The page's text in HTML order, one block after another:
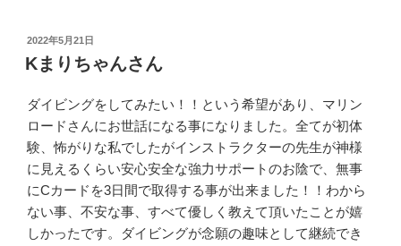
投
稿
日:
2022年5月21日
Kまりちゃんさん
ダイビングをしてみたい！！という希望があり、マリン
ロードさんにお世話になる事になりました。全てが初体
験、怖がりな私でしたがインストラクターの先生が神様
に見えるくらい安心安全な強力サポートのお陰で、無事
にCカードを3日間で取得する事が出来ました！！わから
ない事、不安な事、すべて優しく教えて頂いたことが嬉
しかったです。ダイビングが念願の趣味として継続でき